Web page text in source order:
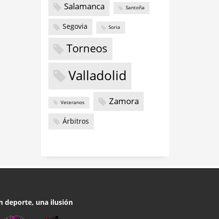
Salamanca Santoña
Segovia Soria
Torneos
Valladolid
Veteranos Zamora
Árbitros
deporte, una ilusión